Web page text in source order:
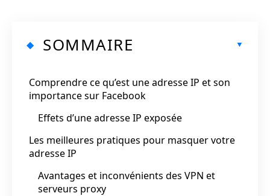
SOMMAIRE
Comprendre ce qu’est une adresse IP et son
importance sur Facebook
Effets d’une adresse IP exposée
Les meilleures pratiques pour masquer votre
adresse IP
Avantages et inconvénients des VPN et
serveurs proxy